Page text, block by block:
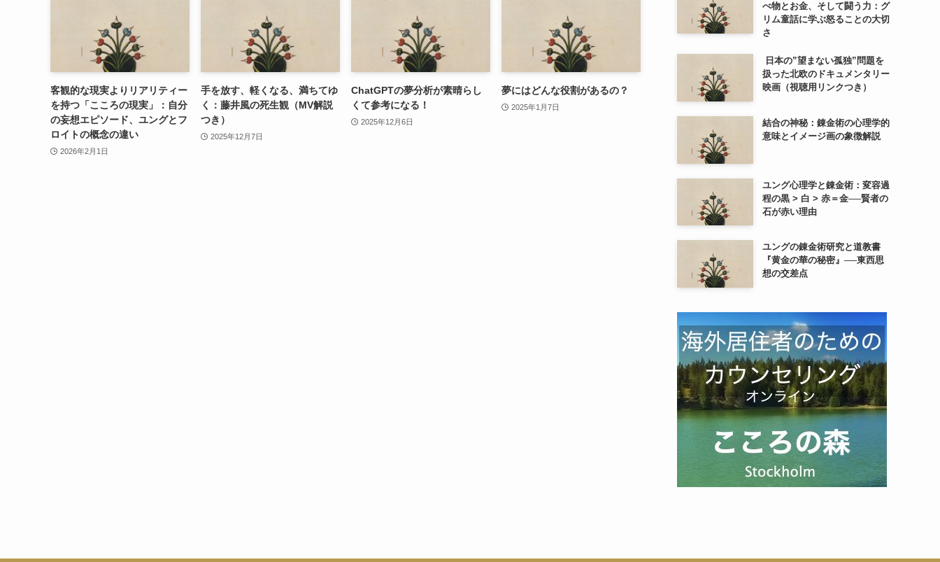
客観的な現実よりリアリティー
を持つ「こころの現実」：自分
の妄想エピソード、ユングとフ
ロイトの概念の違い
2026年2月1日
手を放す、軽くなる、満ちてゆ
く：藤井風の死生観（MV解説
つき）
2025年12月7日
ChatGPTの夢分析が素晴らし
くて参考になる！
2025年12月6日
夢にはどんな役割があるの？
2025年1月7日
べ物とお金、そして闘う力：グ
リム童話に学ぶ怒ることの大切
さ
日本の”望まない孤独”問題を
扱った北欧のドキュメンタリー
映画（視聴用リンクつき）
結合の神秘：錬金術の心理学的
意味とイメージ画の象徴解説
ユング心理学と錬金術：変容過
程の黒 > 白 > 赤＝金──賢者の
石が赤い理由
ユングの錬金術研究と道教書
『黄金の華の秘密』──東西思
想の交差点